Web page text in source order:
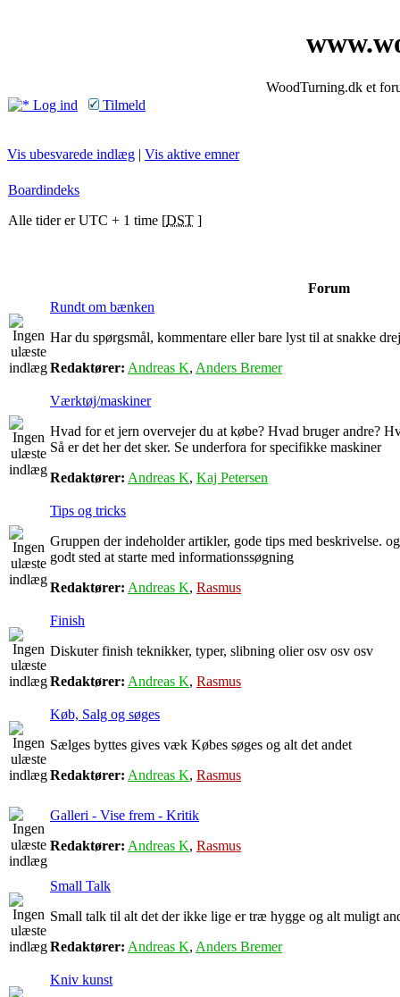
WoodTurning.dk et
Log ind
Tilmeld
Vis ubesvarede indlæg | Vis aktive emner
Boardindeks
Alle tider er UTC + 1 time [DST ]
Forum
Rundt om bænken
Har du spørgsmål, kommentare eller bare lyst til at snakke
Redaktører: Andreas K, Anders Bremer
Værktøj/maskiner
Hvad for et jern overvejer du at købe? Hvad bruger andre?
Så er det her det sker. Se underfora for specifikke maskiner
Redaktører: Andreas K, Kaj Petersen
Tips og tricks
Gruppen der indeholder artikler, gode tips med beskrivelse.
godt sted at starte med informationssøgning
Redaktører: Andreas K, Rasmus
Finish
Diskuter finish teknikker, typer, slibning olier osv osv osv
Redaktører: Andreas K, Rasmus
Køb, Salg og søges
Sælges byttes gives væk Købes søges og alt det andet
Redaktører: Andreas K, Rasmus
Galleri - Vise frem - Kritik
Redaktører: Andreas K, Rasmus
Small Talk
Small talk til alt det der ikke lige er træ hygge og alt muligt
Redaktører: Andreas K, Anders Bremer
Kniv kunst